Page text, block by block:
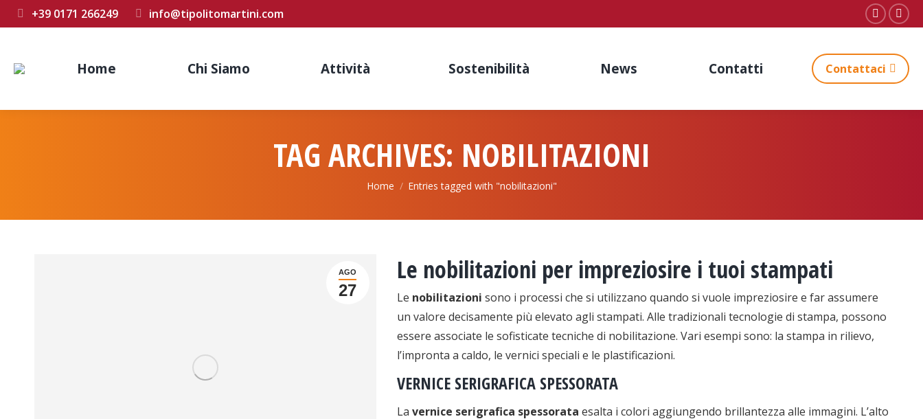
+39 0171 266249 info@tipolitomartini.com
opens
in
new
in
new
Home Chi Siamo Attività Sostenibilità News Contatti Contattaci
TAG ARCHIVES: NOBILITAZIONI
You are here:
Home Entries tagged with "nobilitazioni"
AGO
27
Le nobilitazioni per impreziosire i tuoi stampati
Le nobilitazioni sono i processi che si utilizzano quando si vuole impreziosire e far assumere
un valore decisamente più elevato agli stampati. Alle tradizionali tecnologie di stampa, possono
essere associate le sofisticate tecniche di nobilitazione. Vari esempi sono: la stampa in rilievo,
l’impronta a caldo, le vernici speciali e le plastificazioni.
VERNICE SERIGRAFICA SPESSORATA
La vernice serigrafica spessorata esalta i colori aggiungendo brillantezza alle immagini. L’alto